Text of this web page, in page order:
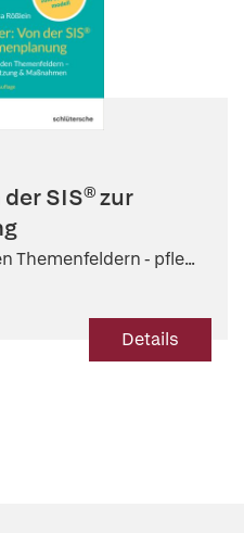
SIS® zur
Themenfeldern - pfle...
Details